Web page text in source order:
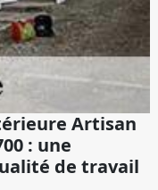
Artisan
: une
de travail